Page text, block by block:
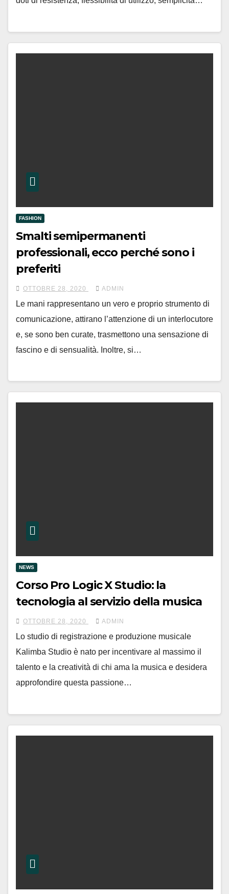
FASHION
Smalti semipermanenti
professionali, ecco perché sono i
preferiti
OTTOBRE 28, 2020 ADMIN
Le mani rappresentano un vero e proprio strumento di
comunicazione, attirano l’attenzione di un interlocutore
e, se sono ben curate, trasmettono una sensazione di
fascino e di sensualità. Inoltre, si…
NEWS
Corso Pro Logic X Studio: la
tecnologia al servizio della musica
OTTOBRE 28, 2020 ADMIN
Lo studio di registrazione e produzione musicale
Kalimba Studio è nato per incentivare al massimo il
talento e la creatività di chi ama la musica e desidera
approfondire questa passione…